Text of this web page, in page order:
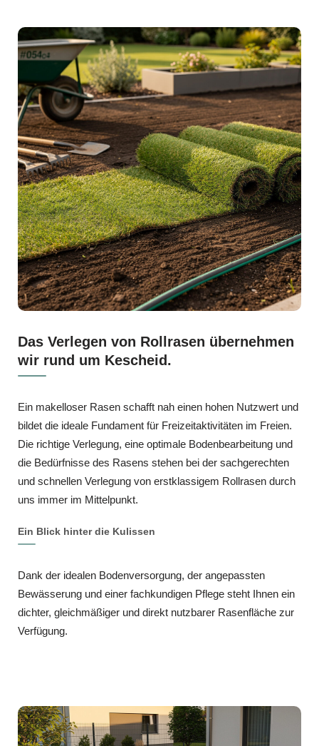
Das Verlegen von Rollrasen übernehmen
wir rund um Kescheid.
Ein makelloser Rasen schafft nah einen hohen Nutzwert und
bildet die ideale Fundament für Freizeitaktivitäten im Freien.
Die richtige Verlegung, eine optimale Bodenbearbeitung und
die Bedürfnisse des Rasens stehen bei der sachgerechten
und schnellen Verlegung von erstklassigem Rollrasen durch
uns immer im Mittelpunkt.
Ein Blick hinter die Kulissen
Dank der idealen Bodenversorgung, der angepassten
Bewässerung und einer fachkundigen Pflege steht Ihnen ein
dichter, gleichmäßiger und direkt nutzbarer Rasenfläche zur
Verfügung.